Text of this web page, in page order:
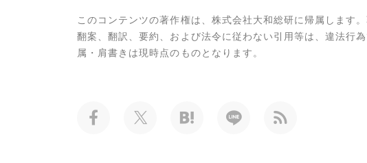
このコンテンツの著作権は、株式会社大和総研に帰属します
翻案、翻訳、要約、および法令に従わない引用等は、違法行
属・肩書きは現時点のものとなります。